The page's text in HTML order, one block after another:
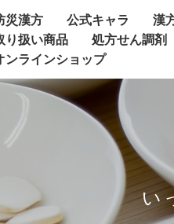
災漢方 公式キャラ 漢
り扱い商品
処方せん調剤
ンラインショップ
い